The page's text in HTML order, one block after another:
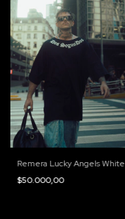
Remera Lucky Angels White
$50.000,00